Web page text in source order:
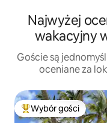
Najwyżej
wakacyjny
Goście są
oceniane za
Najpopularniejsze z
Wybór gości